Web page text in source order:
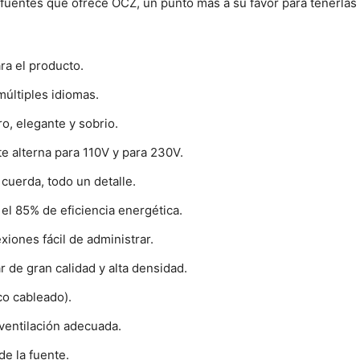
el producto.
idiomas.
elegante y sobrio.
alterna para 110V y para 230V.
todo un detalle.
85% de eficiencia energética.
fácil de administrar.
de gran calidad y alta densidad.
cableado).
adecuada.
la fuente.